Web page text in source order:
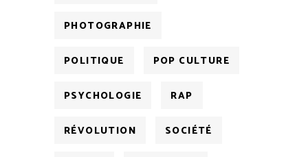
PHOTOGRAPHIE
POLITIQUE POP CULTURE
PSYCHOLOGIE RAP
RÉVOLUTION SOCIÉTÉ